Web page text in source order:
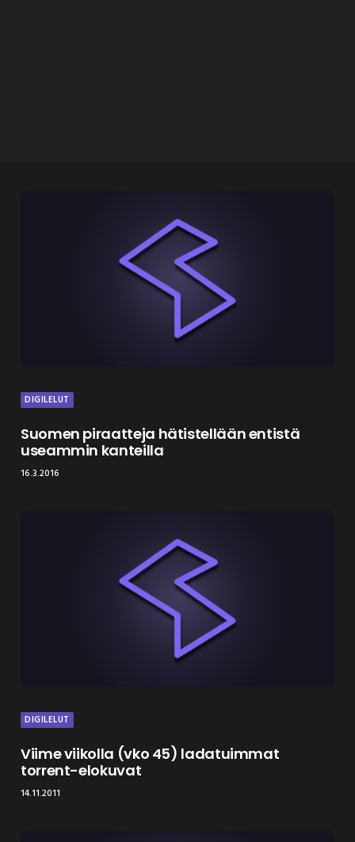
DIGILELUT
Suomen piraatteja hätistellään entistä
useammin kanteilla
16.3.2016
DIGILELUT
Viime viikolla (vko 45) ladatuimmat
torrent-elokuvat
14.11.2011